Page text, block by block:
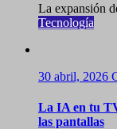
La expansión
Tecnología
30 abril, 2026
La IA en tu
las pantallas